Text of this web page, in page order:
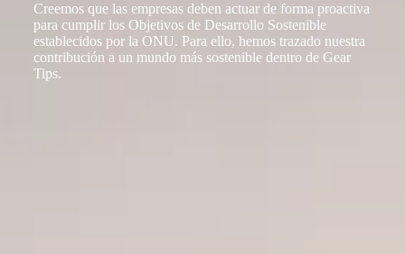
Creemos que las empresas deben actuar de forma proactiva
para cumplir los Objetivos de Desarrollo Sostenible
establecidos por la ONU. Para ello, hemos trazado nuestra
contribución a un mundo más sostenible dentro de Gear
Tips.